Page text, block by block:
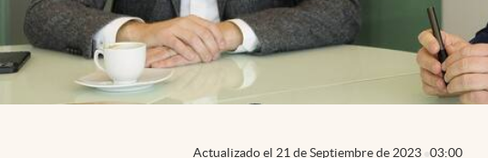
Actualizado el 21 de Septiembre de 2023 03:00